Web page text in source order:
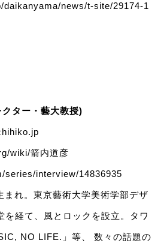
news/t-site/29174-1
ター・藝大教授)
wiki/箭内道彦
series/interview/14836935
まれ。東京藝術大学美術学部デザ
を経て、風とロックを設立。タワ
NO LIFE.」等、 数々の話題の